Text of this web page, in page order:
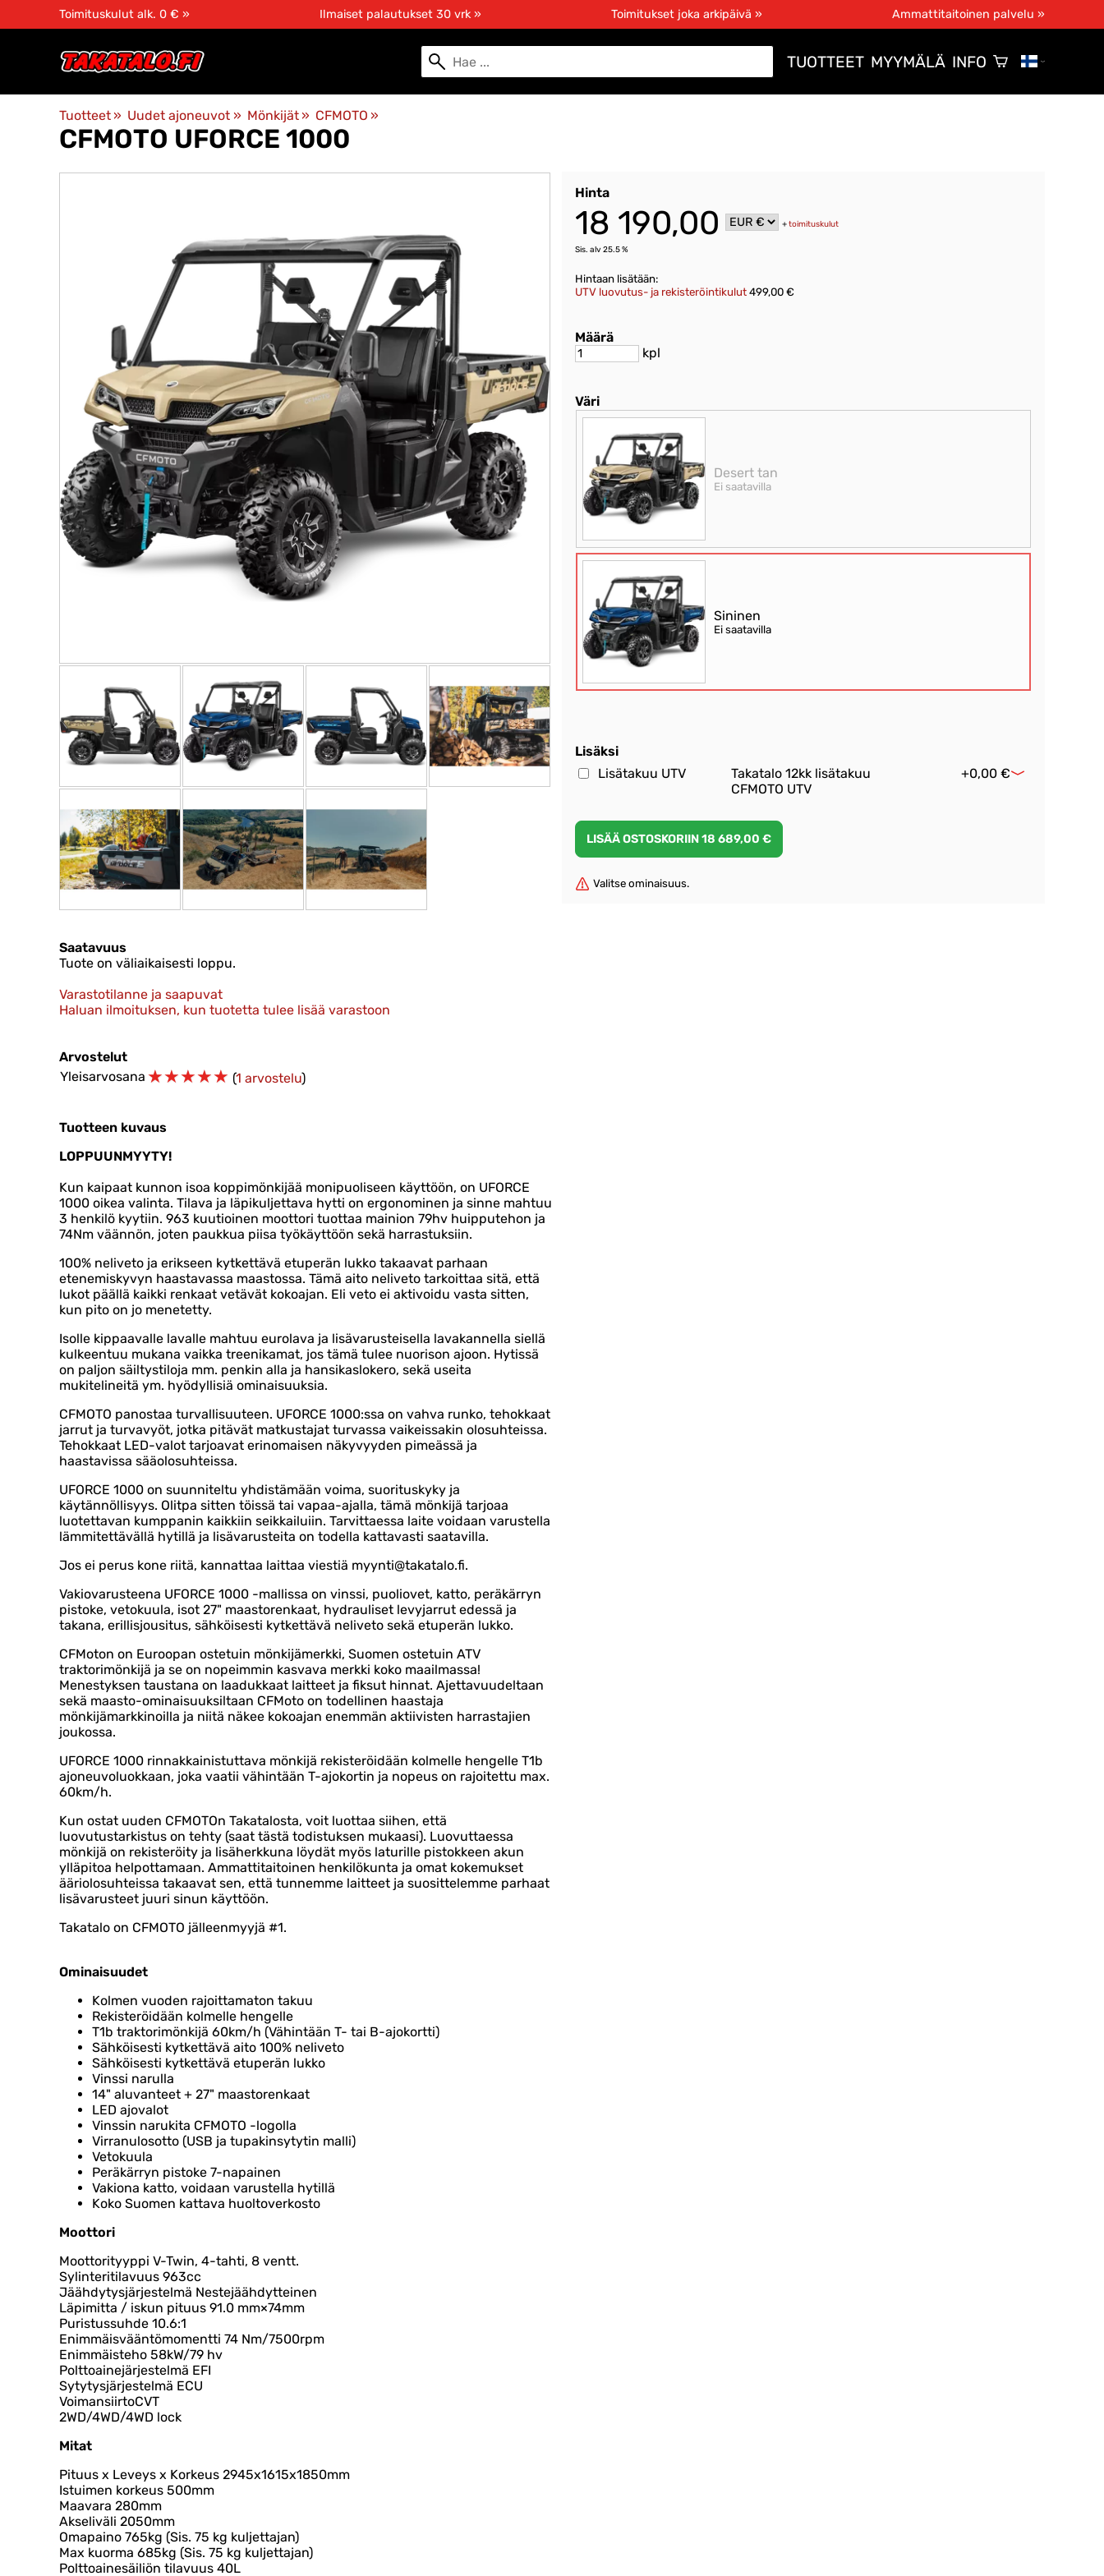
Toimituskulut alk. 0 € » Ilmaiset palautukset 30 vrk » Toimitukset joka arkipäivä » Ammattitaitoinen palvelu »
TUOTTEET MYYMÄLÄ INFO
Tuotteet ‪» Uudet ajoneuvot ‪» Mönkijät ‪» CFMOTO ‪»
CFMOTO UFORCE 1000
Hinta
18 190,00 +toimituskulut
Sis. alv 25.5 %
Hintaan lisätään:
UTV luovutus- ja rekisteröintikulut 499,00 €
Määrä
kpl
Väri
Desert tan
Ei saatavilla
Sininen
Ei saatavilla
Lisäksi
Lisätakuu UTV
Takatalo 12kk lisätakuu
CFMOTO UTV
+0,00 €
Valitse ominaisuus.
Saatavuus
Tuote on väliaikaisesti loppu.
Varastotilanne ja saapuvat
Haluan ilmoituksen, kun tuotetta tulee lisää varastoon
Arvostelut
Yleisarvosana ☆☆☆☆☆ (1 arvostelu)
Tuotteen kuvaus
LOPPUUNMYYTY!
Kun kaipaat kunnon isoa koppimönkijää monipuoliseen käyttöön, on UFORCE
1000 oikea valinta. Tilava ja läpikuljettava hytti on ergonominen ja sinne mahtuu
3 henkilö kyytiin. 963 kuutioinen moottori tuottaa mainion 79hv huipputehon ja
74Nm väännön, joten paukkua piisa työkäyttöön sekä harrastuksiin.
100% neliveto ja erikseen kytkettävä etuperän lukko takaavat parhaan
etenemiskyvyn haastavassa maastossa. Tämä aito neliveto tarkoittaa sitä, että
lukot päällä kaikki renkaat vetävät kokoajan. Eli veto ei aktivoidu vasta sitten,
kun pito on jo menetetty.
Isolle kippaavalle lavalle mahtuu eurolava ja lisävarusteisella lavakannella siellä
kulkeentuu mukana vaikka treenikamat, jos tämä tulee nuorison ajoon. Hytissä
on paljon säiltystiloja mm. penkin alla ja hansikaslokero, sekä useita
mukitelineitä ym. hyödyllisiä ominaisuuksia.
CFMOTO panostaa turvallisuuteen. UFORCE 1000:ssa on vahva runko, tehokkaat
jarrut ja turvavyöt, jotka pitävät matkustajat turvassa vaikeissakin olosuhteissa.
Tehokkaat LED-valot tarjoavat erinomaisen näkyvyyden pimeässä ja
haastavissa sääolosuhteissa.
UFORCE 1000 on suunniteltu yhdistämään voima, suorituskyky ja
käytännöllisyys. Olitpa sitten töissä tai vapaa-ajalla, tämä mönkijä tarjoaa
luotettavan kumppanin kaikkiin seikkailuiin. Tarvittaessa laite voidaan varustella
lämmitettävällä hytillä ja lisävarusteita on todella kattavasti saatavilla.
Jos ei perus kone riitä, kannattaa laittaa viestiä myynti@takatalo.fi.
Vakiovarusteena UFORCE 1000 -mallissa on vinssi, puoliovet, katto, peräkärryn
pistoke, vetokuula, isot 27" maastorenkaat, hydrauliset levyjarrut edessä ja
takana, erillisjousitus, sähköisesti kytkettävä neliveto sekä etuperän lukko.
CFMoton on Euroopan ostetuin mönkijämerkki, Suomen ostetuin ATV
traktorimönkijä ja se on nopeimmin kasvava merkki koko maailmassa!
Menestyksen taustana on laadukkaat laitteet ja fiksut hinnat. Ajettavuudeltaan
sekä maasto-ominaisuuksiltaan CFMoto on todellinen haastaja
mönkijämarkkinoilla ja niitä näkee kokoajan enemmän aktiivisten harrastajien
joukossa.
UFORCE 1000 rinnakkainistuttava mönkijä rekisteröidään kolmelle hengelle T1b
ajoneuvoluokkaan, joka vaatii vähintään T-ajokortin ja nopeus on rajoitettu max.
60km/h.
Kun ostat uuden CFMOTOn Takatalosta, voit luottaa siihen, että
luovutustarkistus on tehty (saat tästä todistuksen mukaasi). Luovuttaessa
mönkijä on rekisteröity ja lisäherkkuna löydät myös laturille pistokkeen akun
ylläpitoa helpottamaan. Ammattitaitoinen henkilökunta ja omat kokemukset
ääriolosuhteissa takaavat sen, että tunnemme laitteet ja suosittelemme parhaat
lisävarusteet juuri sinun käyttöön.
Takatalo on CFMOTO jälleenmyyjä #1.
Ominaisuudet
Kolmen vuoden rajoittamaton takuu
Rekisteröidään kolmelle hengelle
T1b traktorimönkijä 60km/h (Vähintään T- tai B-ajokortti)
Sähköisesti kytkettävä aito 100% neliveto
Sähköisesti kytkettävä etuperän lukko
Vinssi narulla
14" aluvanteet + 27" maastorenkaat
LED ajovalot
Vinssin narukita CFMOTO -logolla
Virranulosotto (USB ja tupakinsytytin malli)
Vetokuula
Peräkärryn pistoke 7-napainen
Vakiona katto, voidaan varustella hytillä
Koko Suomen kattava huoltoverkosto
Moottori
Moottorityyppi V-Twin, 4-tahti, 8 ventt.
Sylinteritilavuus 963cc
Jäähdytysjärjestelmä Nestejäähdytteinen
Läpimitta / iskun pituus 91.0 mm×74mm
Puristussuhde 10.6:1
Enimmäisvääntömomentti 74 Nm/7500rpm
Enimmäisteho 58kW/79 hv
Polttoainejärjestelmä EFI
Sytytysjärjestelmä ECU
VoimansiirtoCVT
2WD/4WD/4WD lock
Mitat
Pituus x Leveys x Korkeus 2945x1615x1850mm
Istuimen korkeus 500mm
Maavara 280mm
Akseliväli 2050mm
Omapaino 765kg (Sis. 75 kg kuljettajan)
Max kuorma 685kg (Sis. 75 kg kuljettajan)
Polttoainesäiliön tilavuus 40L